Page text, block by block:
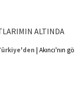
ALTINDA
| Akıncı'nın